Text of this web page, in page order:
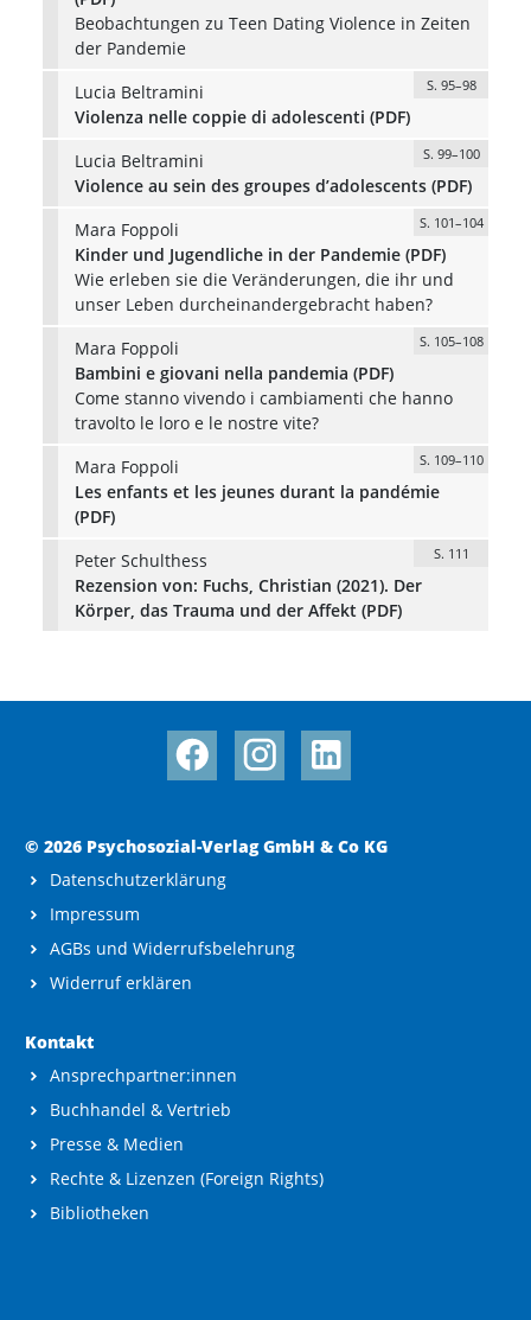
Beobachtungen zu Teen Dating Violence in Zeiten
der Pandemie
Lucia Beltramini
S. 95–98
Violenza nelle coppie di adolescenti (PDF)
Lucia Beltramini
S. 99–100
Violence au sein des groupes d’adolescents (PDF)
Mara Foppoli
S. 101–104
Kinder und Jugendliche in der Pandemie (PDF)
Wie erleben sie die Veränderungen, die ihr und
unser Leben durcheinandergebracht haben?
Mara Foppoli
S. 105–108
Bambini e giovani nella pandemia (PDF)
Come stanno vivendo i cambiamenti che hanno
travolto le loro e le nostre vite?
Mara Foppoli
S. 109–110
Les enfants et les jeunes durant la pandémie
(PDF)
Peter Schulthess
S. 111
Rezension von: Fuchs, Christian (2021). Der
Körper, das Trauma und der Affekt (PDF)
© 2026 Psychosozial-Verlag GmbH & Co KG
Datenschutzerklärung
Impressum
AGBs und Widerrufsbelehrung
Widerruf erklären
Kontakt
Ansprechpartner:innen
Buchhandel & Vertrieb
Presse & Medien
Rechte & Lizenzen (Foreign Rights)
Bibliotheken